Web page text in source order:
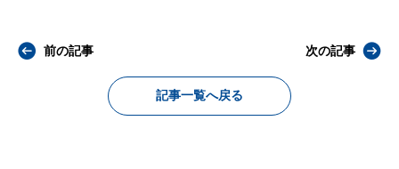
前の記事
記事一覧へ戻る
次の記事